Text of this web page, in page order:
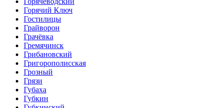
Горячий Ключ
Гостилицы
Грайворон
Грачёвка
Гремячинск
Грибановский
Григорополисская
Грозный
Грязи
Губаха
Губкин